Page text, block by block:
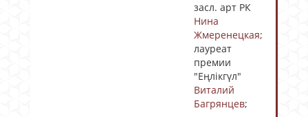
засл. арт РК
Нина
Жмеренецкая;
лауреат
премии
"Еңлікгүл"
Виталий
Багрянцев;